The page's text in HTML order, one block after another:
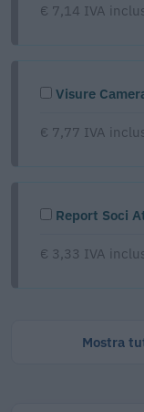
€ 7,14 IVA
Visure
€ 7,77 IVA
Report Soci
€ 3,33 IVA
Mostra